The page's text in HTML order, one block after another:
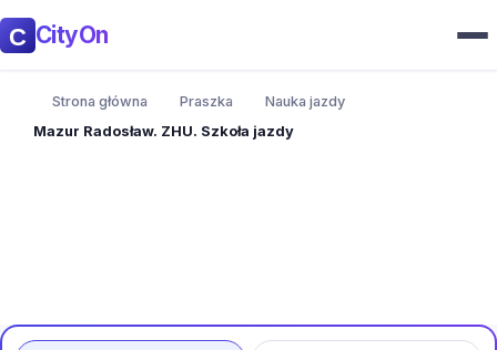
CityOn
Strona główna Praszka
Nauka jazdy
Mazur Radosław. ZHU. Szkoła jazdy